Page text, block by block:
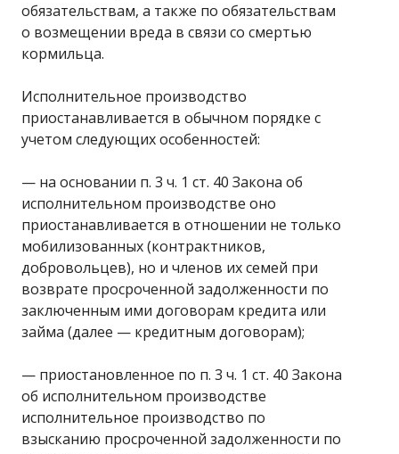
обязательствам, а также по обязательствам
о возмещении вреда в связи со смертью
кормильца.
Исполнительное производство
приостанавливается в обычном порядке с
учетом следующих особенностей:
— на основании п. 3 ч. 1 ст. 40 Закона об
исполнительном производстве оно
приостанавливается в отношении не только
мобилизованных (контрактников,
добровольцев), но и членов их семей при
возврате просроченной задолженности по
заключенным ими договорам кредита или
займа (далее — кредитным договорам);
— приостановленное по п. 3 ч. 1 ст. 40 Закона
об исполнительном производстве
исполнительное производство по
взысканию просроченной задолженности по